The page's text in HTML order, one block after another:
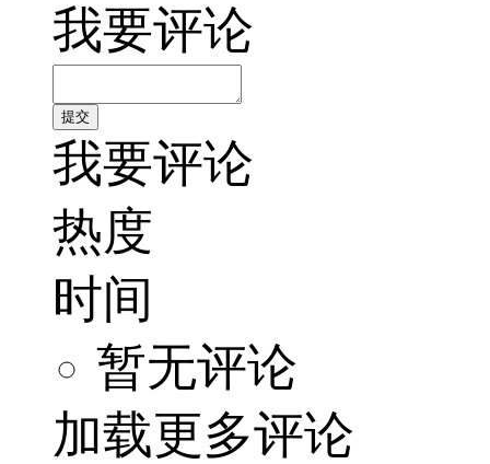
我要评论
我要评论
热度
时间
暂无评论
加载更多评论